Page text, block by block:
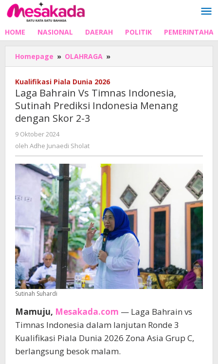
Lewati
ke
HOME NASIONAL DAERAH POLITIK
Homepage » OLAHRAGA »
Bahrain
Indonesia,
Sutinah
Skor
2-
Kualifikasi Piala Dunia 2026
Laga Bahrain Vs Timnas Indonesia,
Sutinah Prediksi Indonesia Menang
dengan Skor 2-3
9 Oktober 2024
Adhe
oleh Adhe Junaedi Sholat
Sutinah Suhardi
Mamuju, Mesakada.com — Laga Bahrain vs
Timnas Indonesia dalam lanjutan Ronde 3
Kualifikasi Piala Dunia 2026 Zona Asia Grup C,
berlangsung besok malam.